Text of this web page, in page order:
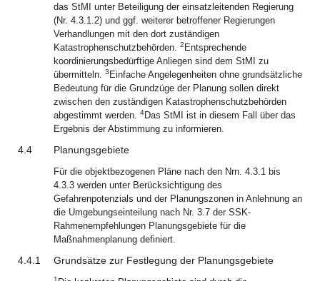
das StMI unter Beteiligung der einsatzleitenden Regierung
(Nr. 4.3.1.2) und ggf. weiterer betroffener Regierungen
Verhandlungen mit den dort zuständigen
Katastrophenschutzbehörden. 2 Entsprechende
koordinierungsbedürftige Anliegen sind dem StMI zu
übermitteln. 3 Einfache Angelegenheiten ohne grundsätzliche
Bedeutung für die Grundzüge der Planung sollen direkt
zwischen den zuständigen Katastrophenschutzbehörden
abgestimmt werden. 4Das StMI ist in diesem Fall über das
Ergebnis der Abstimmung zu informieren.
4.4 Planungsgebiete
Für die objektbezogenen Pläne nach den Nrn. 4.3.1 bis
4.3.3 werden unter Berücksichtigung des
Gefahrenpotenzials und der Planungszonen in Anlehnung an
die Umgebungseinteilung nach Nr. 3.7 der SSK-
Rahmenempfehlungen Planungsgebiete für die
Maßnahmenplanung definiert.
4.4.1 Grundsätze zur Festlegung der Planungsgebiete
1